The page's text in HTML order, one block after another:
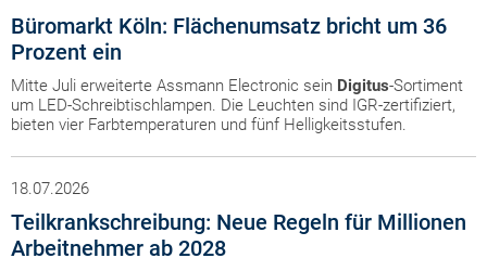
Büromarkt Köln: Flächenumsatz bricht um 36
Prozent ein
Mitte Juli erweiterte Assmann Electronic sein Digitus-Sortiment
um LED-Schreibtischlampen. Die Leuchten sind IGR-zertifiziert,
bieten vier Farbtemperaturen und fünf Helligkeitsstufen.
18.07.2026
Teilkrankschreibung: Neue Regeln für Millionen
Arbeitnehmer ab 2028